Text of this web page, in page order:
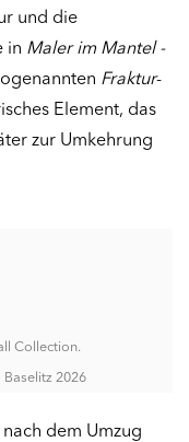
und die
in Maler im Mantel -
Fraktur-
Element, das
zur Umkehrung
Collection.
2026
dem Umzug